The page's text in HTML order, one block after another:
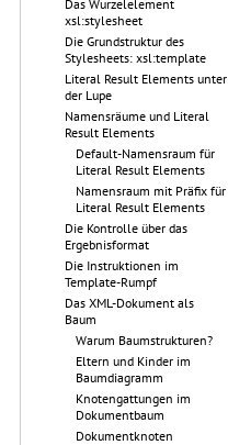
Das Wurzelelement
xsl:stylesheet
Die Grundstruktur des
Stylesheets: xsl:template
Literal Result Elements unter
der Lupe
Namensräume und Literal
Result Elements
Default-Namensraum für
Literal Result Elements
Namensraum mit Präfix für
Literal Result Elements
Die Kontrolle über das
Ergebnisformat
Die Instruktionen im
Template-Rumpf
Das XML-Dokument als
Baum
Warum Baumstrukturen?
Eltern und Kinder im
Baumdiagramm
Knotengattungen im
Dokumentbaum
Dokumentknoten